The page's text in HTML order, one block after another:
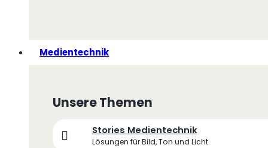
Medientechnik
Unsere Themen
Stories Medientechnik
Lösungen für Bild, Ton und Licht